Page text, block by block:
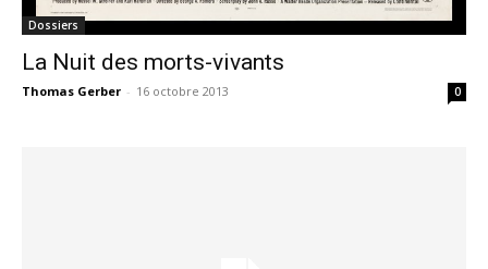
Dossiers
La Nuit des morts-vivants
Thomas Gerber - 16 octobre 2013 0